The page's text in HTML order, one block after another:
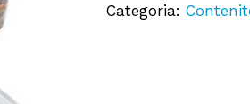
OPS,
Categoria: